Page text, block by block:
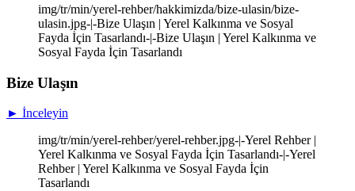
img/tr/min/yerel-rehber/hakkimizda/bize-ulasin/bize-
ulasin.jpg-|-Bize Ulaşın | Yerel Kalkınma ve Sosyal
Fayda İçin Tasarlandı-|-Bize Ulaşın | Yerel Kalkınma ve
Sosyal Fayda İçin Tasarlandı
Bize Ulaşın
► İnceleyin
img/tr/min/yerel-rehber/yerel-rehber.jpg-|-Yerel Rehber |
Yerel Kalkınma ve Sosyal Fayda İçin Tasarlandı-|-Yerel
Rehber | Yerel Kalkınma ve Sosyal Fayda İçin
Tasarlandı